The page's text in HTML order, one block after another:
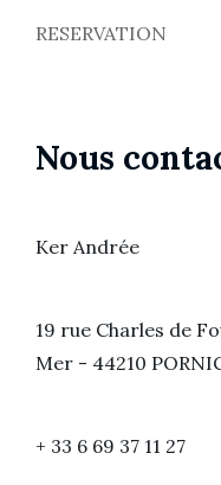
RESERVATION
Nous
Ker Andrée
19 rue Charles de
Mer - 44210
+ 33 6 69 37 11 27